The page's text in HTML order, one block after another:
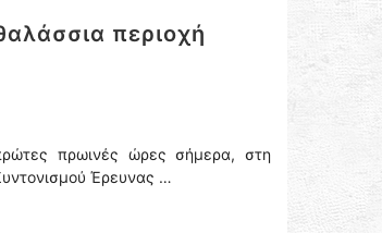
περιοχή
πρωινές ώρες σήμερα, στη
Έρευνας …